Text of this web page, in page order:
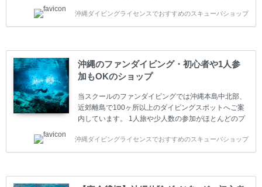
(TEC)のコースもご用意しています。 当スクールを受
講するお客様は一人参加などの少人数のご参加が最も
は年間を通じてキャンペーンを行っています。 ベーシ
ックダイバー(Cカード) 1日間+eラーニング 最安値キ
ャンペーン ￥22800(税込) ￥16800(税込) 器材 / 送
迎 / 保険 / 全て込み ダイビング...
沖縄ダイビングライセンスでおすすめのスキューバショップ
沖縄のファンダイビング・初心者や1人参
加もOKのショップ
当スクールのファンダイビングでは沖縄本島中北部、
近郊離島で100ヶ所以上のダイビングスポットへご案
内しています。 1人旅や少人数の参加がほとんどのプ
の方も安心して楽しめるようにリフレッシュダイビン
グコースもご用意しています。お1人様も初心者の方
ーター様はファンダイビングの全てのコース費が
沖縄ダイビングライセンスでおすすめのスキューバショップ